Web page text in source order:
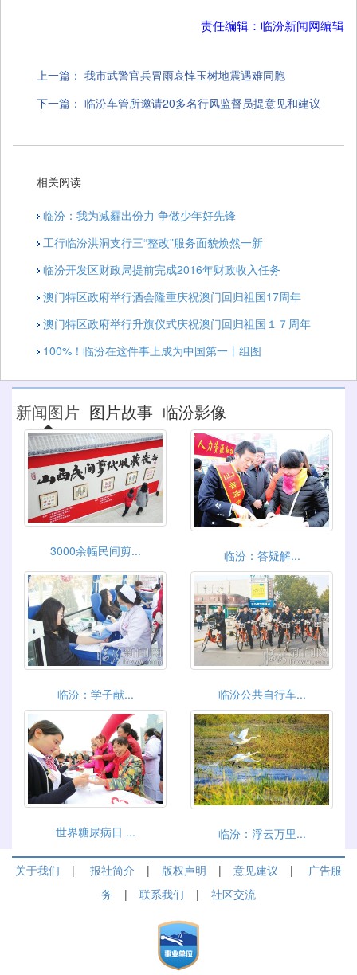
责任编辑：临汾新闻网编辑
上一篇： 我市武警官兵冒雨哀悼玉树地震遇难同胞
下一篇： 临汾车管所邀请20多名行风监督员提意见和建议
相关阅读
临汾：我为减霾出份力 争做少年好先锋
工行临汾洪洞支行三“整改”服务面貌焕然一新
临汾开发区财政局提前完成2016年财政收入任务
澳门特区政府举行酒会隆重庆祝澳门回归祖国17周年
澳门特区政府举行升旗仪式庆祝澳门回归祖国１７周年
100%！临汾在这件事上成为中国第一丨组图
新闻图片 图片故事 临汾影像
3000余幅民间剪... 临汾：答疑解...
临汾：学子献... 临汾公共自行车...
世界糖尿病日 ... 临汾：浮云万里...
关于我们 | 报社简介 | 版权声明 | 意见建议 |
广告服
务
| 联系我们 | 社区交流